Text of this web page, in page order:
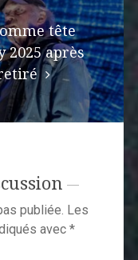
tête
2025 après
publiée. Les
avec *